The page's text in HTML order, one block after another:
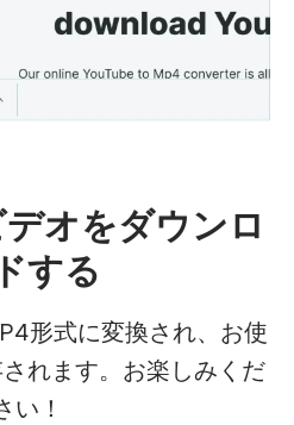
オをダウンロ
する
形式に変換され、お使
れます。お楽しみくだ
い！